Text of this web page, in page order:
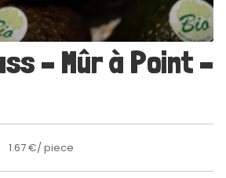
– Mûr à Point –
1.67 €/ piece